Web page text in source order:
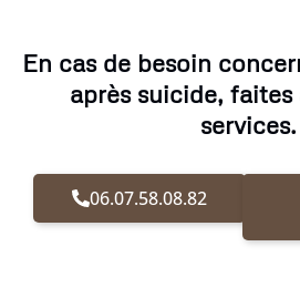
En cas de besoin
après suicide, faites
services.
06.07.58.08.82